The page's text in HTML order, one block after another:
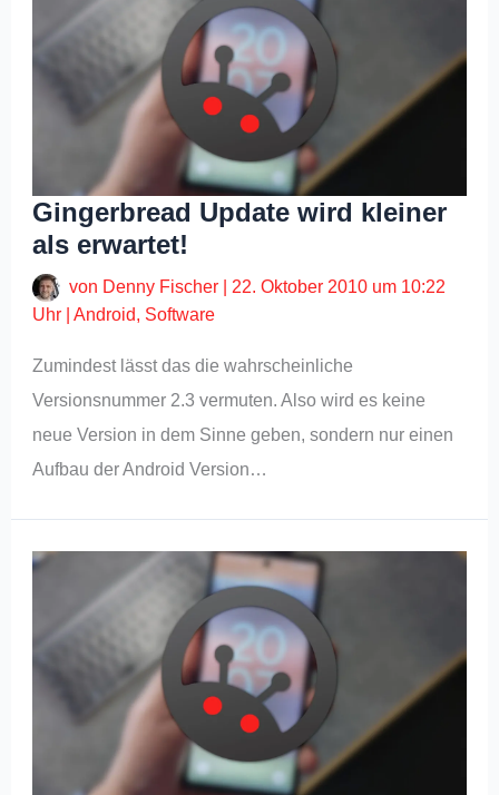
Gingerbread Update wird kleiner
als erwartet!
von Denny Fischer
22. Oktober 2010 um 10:22
Uhr |Android, Software
Zumindest lässt das die wahrscheinliche
Versionsnummer 2.3 vermuten. Also wird es keine
neue Version in dem Sinne geben, sondern nur einen
Aufbau der Android Version…